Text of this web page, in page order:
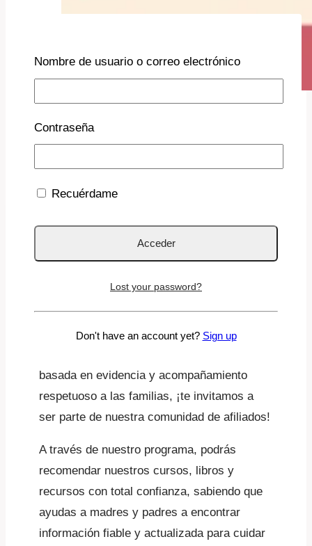
¡Únete a nuestro
¿Te apasiona el mundo de la crianza y la
salud infantil? Si compartes nuestros
basada en evidencia y acompañamiento
respetuoso a las familias, ¡te invitamos a
ser parte de nuestra comunidad de afiliados!
A través de nuestro programa, podrás
recomendar nuestros cursos, libros y
recursos con total confianza, sabiendo que
ayudas a madres y padres a encontrar
información fiable y actualizada para cuidar
Nombre de usuario o correo electrónico
Contraseña
Recuérdame
Lost your password?
Don't have an account yet? Sign up